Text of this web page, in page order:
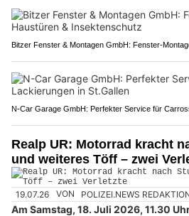
Bitzer Fenster & Montagen GmbH: Fenster-
N-Car Garage GmbH: Perfekter Service für
Realp UR: Motorrad kracht
und weiteres Töff – zwei
19.07.26 VON POLIZEI.NEWS
Am Samstag, 18. Juli 2026, 11.30